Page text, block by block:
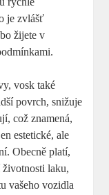
je zvlášť
žijete v
vosk také
povrch, snižuje
což znamená,
estetické, ale
Obecně platí,
laku,
vašeho vozidla